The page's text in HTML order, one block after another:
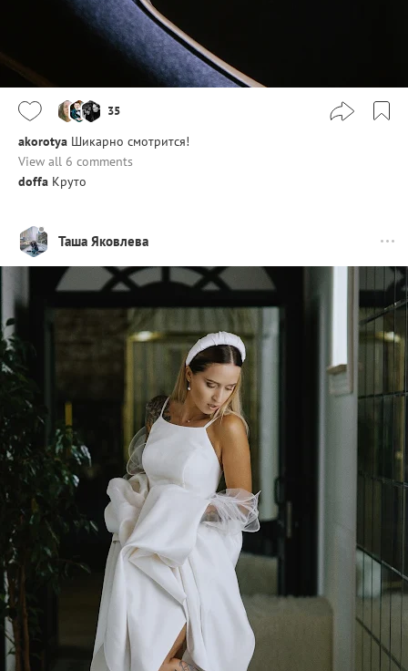
35
akorotya Шикарно смотрится!
View all 6 comments
doffa Круто
Таша Яковлева